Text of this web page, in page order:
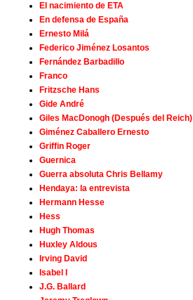
El nacimiento de ETA
En defensa de España
Ernesto Milá
Federico Jiménez Losantos
Fernández Barbadillo
Franco
Fritzsche Hans
Gide André
Giles MacDonogh (Después del Reich)
Giménez Caballero Ernesto
Griffin Roger
Guernica
Guerra absoluta Chris Bellamy
Hendaya: la entrevista
Hermann Hesse
Hess
Hugh Thomas
Huxley Aldous
Irving David
Isabel I
J.G. Ballard